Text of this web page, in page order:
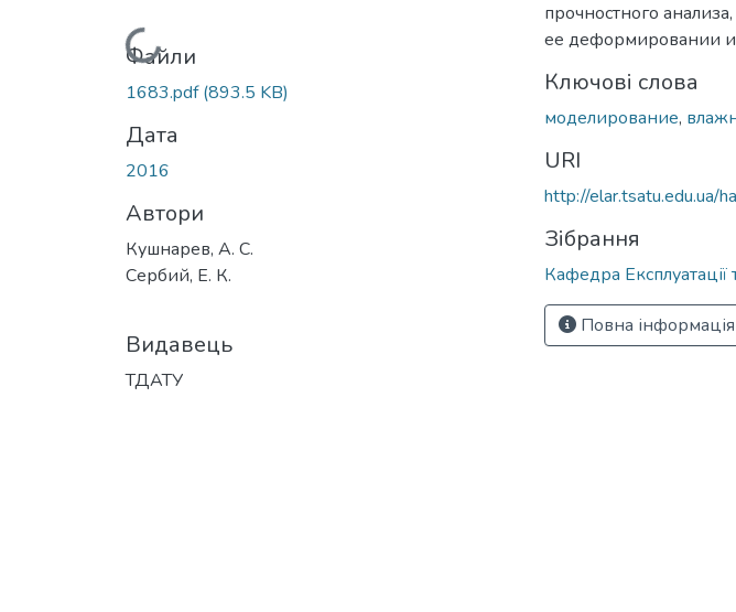
Вантажиться...
Файли
1683.pdf(893.5 KB)
Дата
2016
Автори
Кушнарев, А. С.
Сербий, Е. К.
Видавець
ТДАТУ
прочностного
ее деформировании
Ключові слова
моделирование,
URI
http://
Зібрання
Кафедра Експлуатації
Повна